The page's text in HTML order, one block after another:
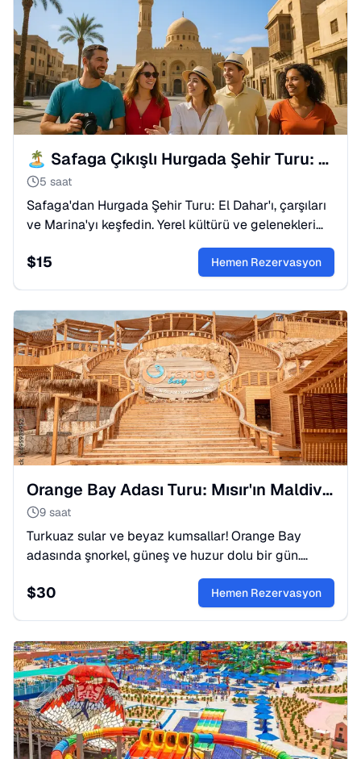
🏝️ Safaga Çıkışlı Hurgada Şehir Turu: Kızıldeniz'i Keşfedin
5 saat
Safaga'dan Hurgada Şehir Turu: El Dahar'ı, çarşıları
ve Marina'yı keşfedin. Yerel kültürü ve gelenekleri
uzman rehberlerle tanıyın. Hemen rezervasyon
yapın!
$15 Hemen Rezervasyon
Orange Bay Adası Turu: Mısır'ın Maldivleri'ni Keşfedin
9 saat
Turkuaz sular ve beyaz kumsallar! Orange Bay
adasında şnorkel, güneş ve huzur dolu bir gün.
Deniz ürünleri öğle yemeği ve transfer dahil. Hemen
yer ayırtın!
$30 Hemen Rezervasyon